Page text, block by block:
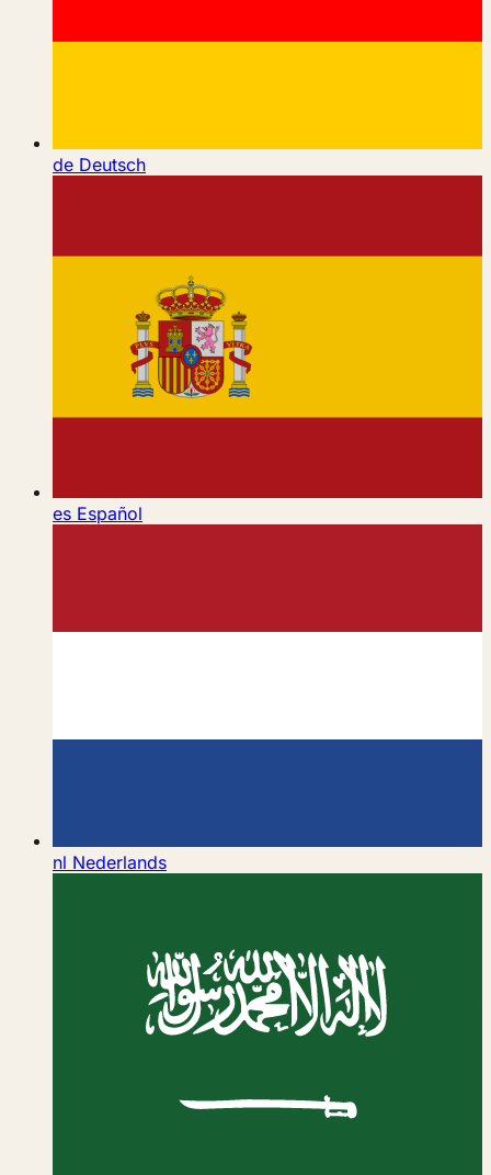
de Deutsch
es Español
nl Nederlands